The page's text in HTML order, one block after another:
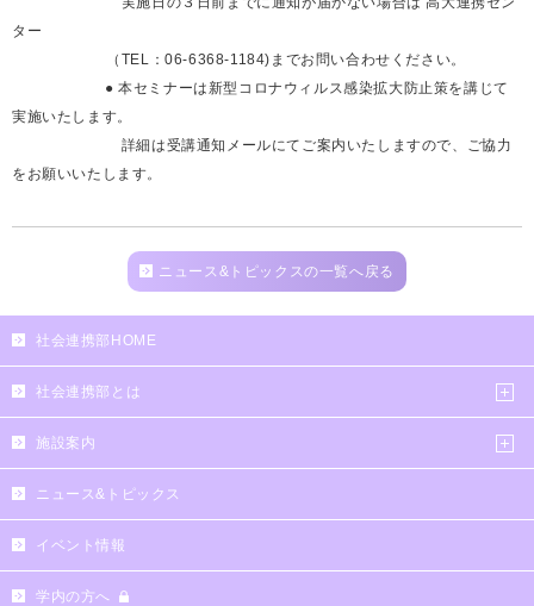
ター
（TEL：06-6368-1184)までお問い合わせください。
● 本セミナーは新型コロナウィルス感染拡大防止策を講じて
実施いたします。
詳細は受講通知メールにてご案内いたしますので、ご協力
をお願いいたします。
ニュース&トピックスの一覧へ戻る
社会連携部HOME
社会連携部とは
施設案内
ニュース&トピックス
イベント情報
学内の方へ